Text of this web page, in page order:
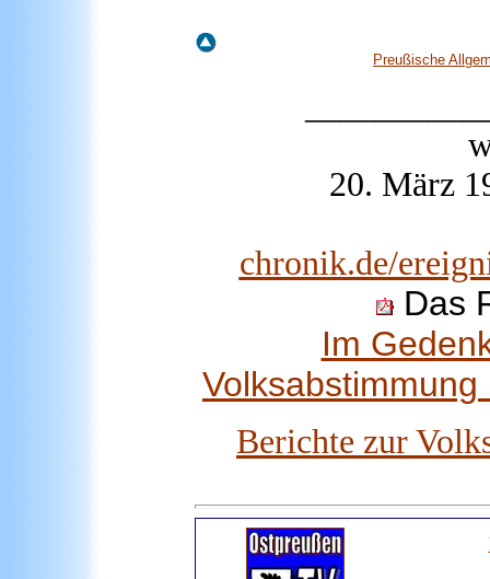
Preußische
20. März
chronik.de/
Das
Im
Berichte zur